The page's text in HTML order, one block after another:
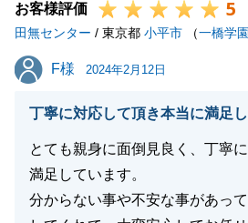
ら、何なりとお申し付けください
どうぞよろしくお願いいたしま
閉じる
お客様評価 5
田無センター / 東京都 小平市 （一橋学
F様
F様 2024年2月12日
丁寧に対応して頂き本当に満足
とても親身に面倒見良く、丁寧
満足しています。
分からない事や不安な事があっ